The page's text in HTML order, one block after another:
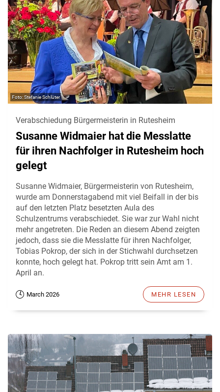
Stefanie Schlüter
Verabschiedung Bürgermeisterin in Rutesheim
Susanne Widmaier hat die Messlatte
für ihren Nachfolger in Rutesheim hoch
gelegt
Susanne Widmaier, Bürgermeisterin von Rutesheim,
wurde am Donnerstagabend mit viel Beifall in der bis
auf den letzten Platz besetzten Aula des
Schulzentrums verabschiedet. Sie war zur Wahl nicht
mehr angetreten. Die Reden an diesem Abend zeigten
jedoch, dass sie die Messlatte für ihren Nachfolger,
Tobias Pokrop, der sich in der Stichwahl durchsetzen
konnte, hoch gelegt hat. Pokrop tritt sein Amt am 1.
April an.
March 2026 MEHR LESEN